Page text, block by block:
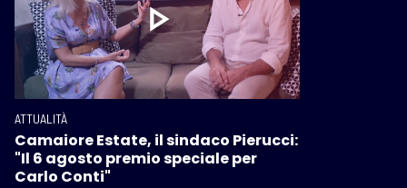
ATTUALITÀ
Camaiore Estate, il sindaco Pierucci:
"Il 6 agosto premio speciale per
Carlo Conti"